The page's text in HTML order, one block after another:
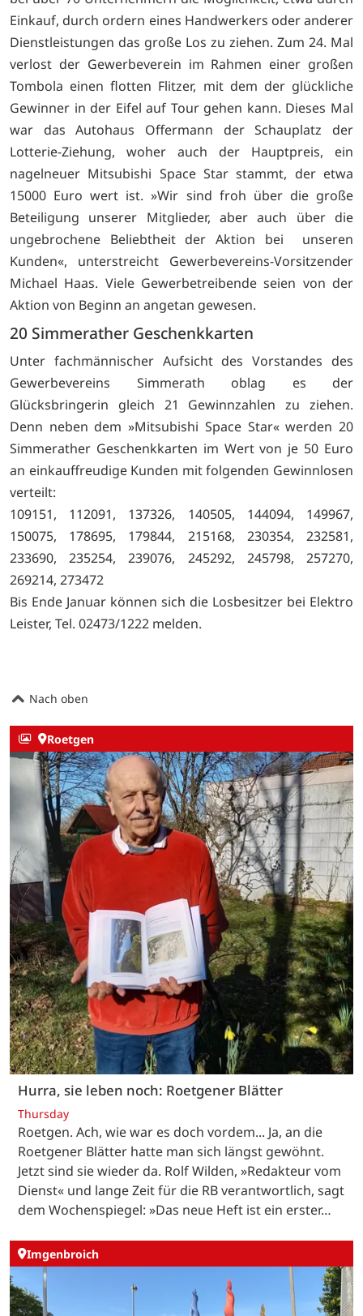
Einkauf, durch ordern eines Handwerkers oder anderer
Dienstleistungen das große Los zu ziehen. Zum 24. Mal
verlost der Gewerbeverein im Rahmen einer großen
Tombola einen flotten Flitzer, mit dem der glückliche
Gewinner in der Eifel auf Tour gehen kann. Dieses Mal
war das Autohaus Offermann der Schauplatz der
Lotterie-Ziehung, woher auch der Hauptpreis, ein
nagelneuer Mitsubishi Space Star stammt, der etwa
15000 Euro wert ist. »Wir sind froh über die große
Beteiligung unserer Mitglieder, aber auch über die
ungebrochene Beliebtheit der Aktion bei unseren
Kunden«, unterstreicht Gewerbevereins-Vorsitzender
Michael Haas. Viele Gewerbetreibende seien von der
Aktion von Beginn an angetan gewesen.
20 Simmerather Geschenkkarten
Unter fachmännischer Aufsicht des Vorstandes des
Gewerbevereins Simmerath oblag es der
Glücksbringerin gleich 21 Gewinnzahlen zu ziehen.
Denn neben dem »Mitsubishi Space Star« werden 20
Simmerather Geschenkkarten im Wert von je 50 Euro
an einkauffreudige Kunden mit folgenden Gewinnlosen
verteilt:
109151, 112091, 137326, 140505, 144094, 149967,
150075, 178695, 179844, 215168, 230354, 232581,
233690, 235254, 239076, 245292, 245798, 257270,
269214, 273472
Bis Ende Januar können sich die Losbesitzer bei Elektro
Leister, Tel. 02473/1222 melden.
Nach oben
Roetgen
Hurra, sie leben noch: Roetgener Blätter
Thursday
Roetgen. Ach, wie war es doch vordem... Ja, an die
Roetgener Blätter hatte man sich längst gewöhnt.
Jetzt sind sie wieder da. Rolf Wilden, »Redakteur vom
Dienst« und lange Zeit für die RB verantwortlich, sagt
dem Wochenspiegel: »Das neue Heft ist ein erster…
Imgenbroich